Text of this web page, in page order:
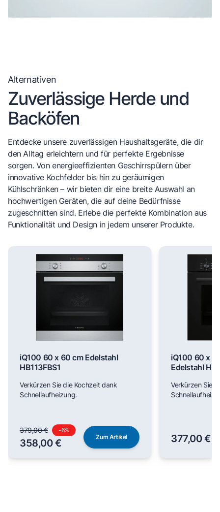
Alternativen
Zuverlässige Herde und
Backöfen
Entdecke unsere zuverlässigen Haushaltsgeräte, die dir
den Alltag erleichtern und für perfekte Ergebnisse
sorgen. Von energieeffizienten Geschirrspülern über
innovative Kochfelder bis hin zu geräumigen
Kühlschränken – wir bieten dir eine breite Auswahl an
hochwertigen Geräten, die auf deine Bedürfnisse
zugeschnitten sind. Erlebe die perfekte Kombination aus
Funktionalität und Design in jedem unserer Produkte.
iQ100 60 x 60 cm Edelstahl
HB113FBS1
Verkürzen Sie die Kochzeit dank
Schnellaufheizung.
379,00 € -6%
358,00 €
Zum Artikel
iQ100 60 x
Edelstahl
Verkürzen Sie
377,00 €